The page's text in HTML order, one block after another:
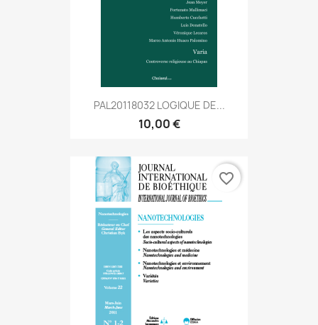
PAL20118032 LOGIQUE DE...
10,00 €
favorite_border